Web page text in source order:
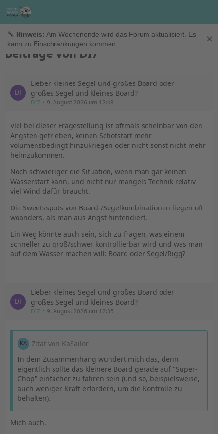
🔧 Hinweis: Am Wochenende wird das Forum aktualisiert. Es
kann zu Einschränkungen kommen.
✕
DI7
Beiträge von DI7
Lieber kleines Segel und großes Board oder
großes Segel und kleines Board?
DI7 9. August 2026 um 12:43
Viel bei dieser Fragestellung ist oftmals scheinbar von den
Ängsten getrieben, keinen Schotstart mehr
volumensbedingt hinzukriegen oder nicht sonst nicht mehr
heimzukommen.
Noch schwieriger die Situation, wenn man gar keinen
Wasserstart kann, und nicht nur mangels Technik relativ
viel Wind dafür braucht.
Die Sweetsspots von Board-/Segelkombinationen liegen oft
woanders, als man aus Angst hintendiert.
Ein Weg könnte auch sein, sich zu fragen, was einem
schneller zu groß/schwer kontrollierbar wird und was man
auf dem Wasser machen will: Board oder Segel/Rigg?
Lieber kleines Segel und großes Board oder
großes Segel und kleines Board?
DI7 9. August 2026 um 12:35
Zitat von KaSailor
In dem Zusammenhang wundert mich das, denn
eigentlich sollte das kleinere Board gerade auf "Super-
Chop" einfacher zu fahren sein (und so, beispielsweise,
auch weniger Kraft erfordern, um die Kontrolle zu
behalten).
Mich auch.